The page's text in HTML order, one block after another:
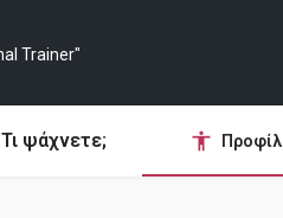
Τι ψάχνετε; Προφίλ